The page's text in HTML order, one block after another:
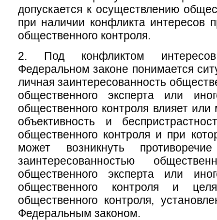
допускается к осуществлению
при наличии конфликта интересов
общественного контроля.
2. Под конфликтом
Федеральном законе понимается
личная заинтересованность
общественного эксперта или
общественного контроля влияет
объективность и
общественного контроля и при
может возникнуть
заинтересованностью
общественного эксперта или
общественного контроля и
общественного контроля,
Федеральным законом.